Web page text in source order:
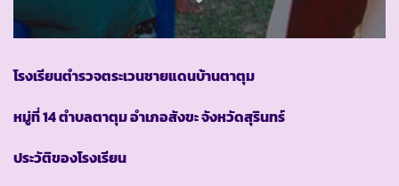
โรงเรียนตำรวจตระเวนชายแดนบ้านตาตุม
หมู่ที่ 14 ตำบลตาตุม อำเภอสังขะ จังหวัดสุรินทร์
ประวัติของโรงเรียน